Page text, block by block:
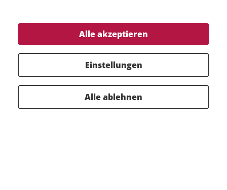
Wählen Sie einen Standort oder ein Produkt aus:
Filter zurücksetzen
Consultants
Alle akzeptieren
Einstellungen
Alle ablehnen